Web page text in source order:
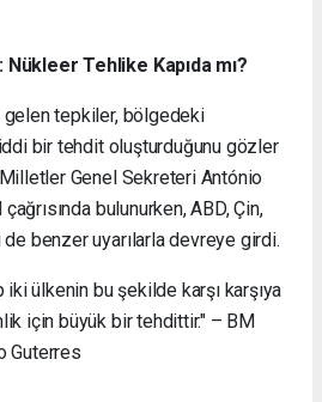
Tehlike Kapıda mı?
gelen tepkiler, bölgedeki
bir tehdit oluşturduğunu gözler
Genel Sekreteri António
bulunurken, ABD, Çin,
benzer uyarılarla devreye girdi.
ülkenin bu şekilde karşı karşıya
için büyük bir tehdittir." – BM
Guterres